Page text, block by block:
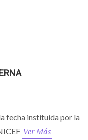
fecha instituida por la
Ver Más